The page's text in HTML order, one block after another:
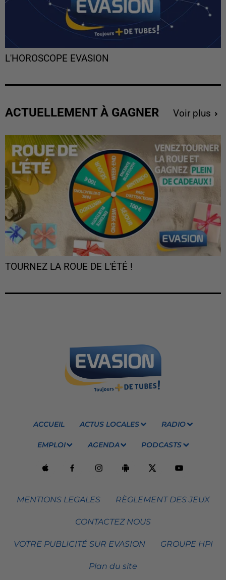
L'HOROSCOPE EVASION
ACTUELLEMENT À GAGNER Voir plus
TOURNEZ LA ROUE DE L'ÉTÉ !
ACCUEIL ACTUS LOCALES RADIO
EMPLOI AGENDA PODCASTS
MENTIONS LEGALES RÈGLEMENT DES JEUX
CONTACTEZ NOUS
VOTRE PUBLICITÉ SUR EVASION GROUPE HPI
Plan du site